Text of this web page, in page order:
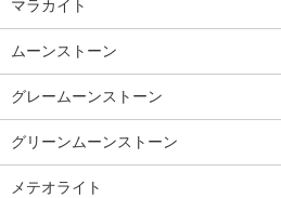
マラカイト
ムーンストーン
グレームーンストーン
グリーンムーンストーン
メテオライト